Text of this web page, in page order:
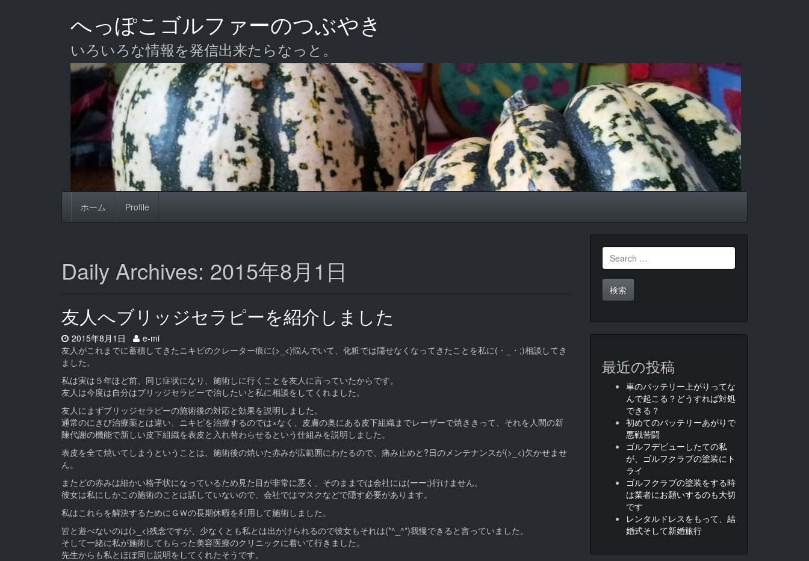
へっぽこゴルファーのつぶやき
いろいろな情報を発信出来たらなっと。
ホーム Profile
Daily Archives: 2015年8月1日
友人へブリッジセラピーを紹介しました
Date:
2015年8月1日 Author:
e-mi
友人がこれまでに蓄積してきたニキビのクレーター痕に(>_<)悩んでいて、化粧では隠せなくなってきたことを私に(・_・;)相談してき
ました。
私は実は５年ほど前、同じ症状になり、施術しに行くことを友人に言っていたからです。
友人は今度は自分はブリッジセラピーで治したいと私に相談をしてくれました。
友人にまずブリッジセラピーの施術後の対応と効果を説明しました。
通常のにきび治療薬とは違い、ニキビを治療するのでは×なく、皮膚の奥にある皮下組織までレーザーで焼ききって、それを人間の新
陳代謝の機能で新しい皮下組織を表皮と入れ替わらせるという仕組みを説明しました。
表皮を全て焼いてしまうということは、施術後の焼いた赤みが広範囲にわたるので、痛み止めと?日のメンテナンスが(>_<)欠かせませ
ん。
またどの赤みは細かい格子状になっているため見た目が非常に悪く、そのままでは会社には(ーー;)行けません。
彼女は私にしかこの施術のことは話していないので、会社ではマスクなどで隠す必要があります。
私はこれらを解決するためにＧＷの長期休暇を利用して施術しました。
皆と遊べないのは(>_<)残念ですが、少なくとも私とは出かけられるので彼女もそれは(*^_^*)我慢できると言っていました。
そして一緒に私が施術してもらった美容医療のクリニックに着いて行きました。
先生からも私とほぼ同じ説明をしてくれたそうです。
Search
for:
最近の投稿
車のバッテリー上がりってな
んで起こる？どうすれば対処
できる？
初めてのバッテリーあがりで
悪戦苦闘
ゴルフデビューしたての私
が、ゴルフクラブの塗装にト
ライ
ゴルフクラブの塗装をする時
は業者にお願いするのも大切
です
レンタルドレスをもって、結
婚式そして新婚旅行